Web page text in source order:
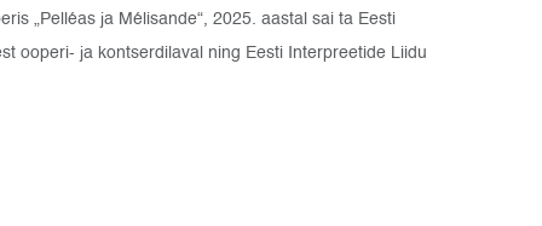
„Pelléas ja Mélisande“, 2025. aastal sai ta Eesti
ooperi- ja kontserdilaval ning Eesti Interpreetide Liidu